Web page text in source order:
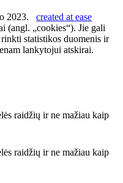
2023. created at ease
(angl. „cookies“). Jie gali
statistikos duomenis ir
lankytojui atskirai.
raidžių ir ne mažiau kaip
raidžių ir ne mažiau kaip